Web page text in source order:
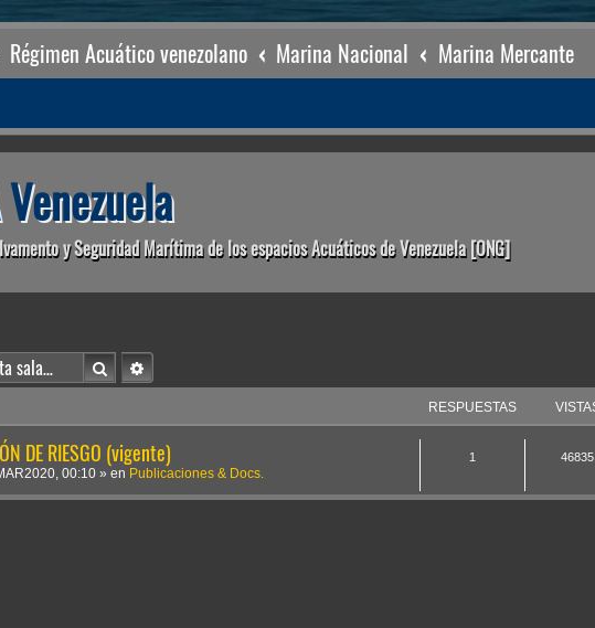
Régimen Acuático venezolano Marina Nacional Marina Mercante
y Seguridad Marítima de los espacios Acuáticos de Venezuela [ONG]
BuscarBúsqueda avanzada
RESPUESTAS
DE RIESGO (vigente)
00:10 » en Publicaciones & Docs.
1 46835